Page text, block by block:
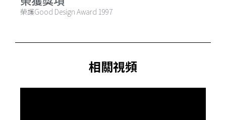
榮護Good Design Award 1997
相關視頻